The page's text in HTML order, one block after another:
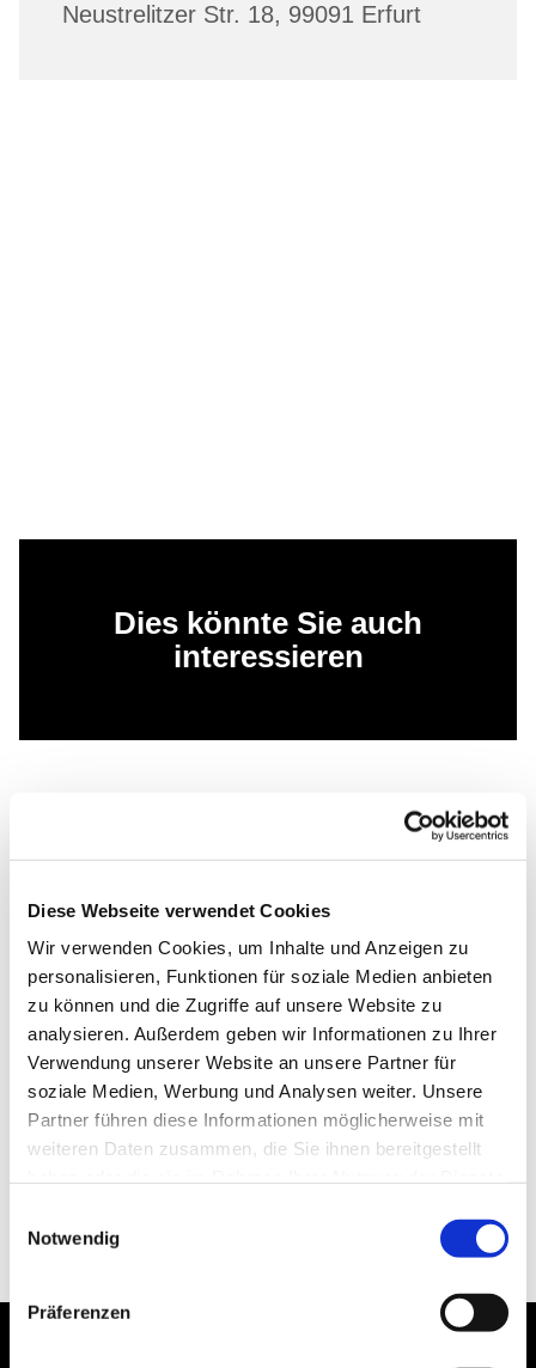
Diese Webseite verwendet Cookies
Wir verwenden Cookies, um Inhalte und Anzeigen zu
personalisieren, Funktionen für soziale Medien anbieten
zu können und die Zugriffe auf unsere Website zu
analysieren. Außerdem geben wir Informationen zu Ihrer
Verwendung unserer Website an unsere Partner für
soziale Medien, Werbung und Analysen weiter. Unsere
Partner führen diese Informationen möglicherweise mit
weiteren Daten zusammen, die Sie ihnen bereitgestellt
Notwendig
Präferenzen
Neustrelitzer Str. 18, 99091 Erfurt
Dies könnte Sie auch
interessieren